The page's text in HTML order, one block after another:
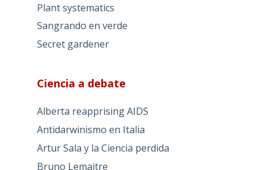
Plant systematics
Sangrando en verde
Secret gardener
Ciencia a debate
Alberta reapprising AIDS
Antidarwinismo en Italia
Artur Sala y la Ciencia perdida
Bruno Lemaitre